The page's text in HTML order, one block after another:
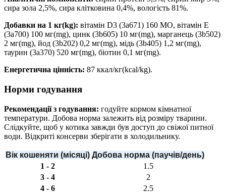
сира зола 2,5%, сира клітковина 0,4%, вологість 81%.
Добавки на 1 кг(kg): вітамін D3 (3a671) 160 МО, вітамін Е
(3a700) 100 мг(mg), цинк (3b605) 10 мг(mg), марганець (3b502)
2 мг(mg), йод (3b202) 0,2 мг(mg), мідь (3b405) 1,2 мг(mg),
таурин (3a370) 520 мг(mg), біотин 0,1 мг(mg).
Енергетична цінність: 87 ккал/кг(kсal/kg).
Норми годування
Рекомендації з годування: годуйте кормом кімнатної
температури. Добова норма залежить від розміру тварини.
Слідкуйте, щоб у котика завжди був доступ до свіжої питної
води. Відкриті консерви зберігати в холодильнику.
Вік кошеняти (місяці) Добова норма (паучів/день)
1 - 2
1.5
3 - 4
2
4 - 6
2.5